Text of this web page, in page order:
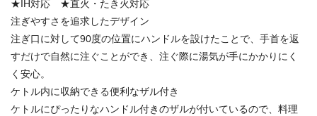
★IH対応 ★直火・たき火対応
注ぎやすさを追求したデザイン
注ぎ口に対して90度の位置にハンドルを設けたことで、手首を返
すだけで自然に注ぐことができ、注ぐ際に湯気が手にかかりにく
く安心。
ケトル内に収納できる便利なザル付き
ケトルにぴったりなハンドル付きのザルが付いているので、料理